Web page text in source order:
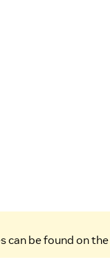
can be found on the